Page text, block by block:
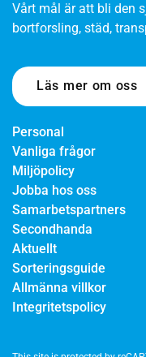
Vårt mål är att bli den
bortforsling, städ,
Läs mer om oss
Personal
Vanliga frågor
Miljöpolicy
Jobba hos oss
Samarbetspartners
Secondhanda
Aktuellt
Sorteringsguide
Allmänna villkor
Integritetspolicy